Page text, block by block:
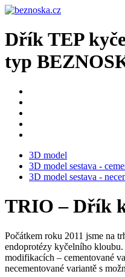
Dřík TEP
typ
3D model
3D model sestava -
3D model sestava -
TRIO – Dřík
Počátkem roku 2011 jsme na
endoprotézy kyčelního
modifikacích – cementované
necementované variantě s